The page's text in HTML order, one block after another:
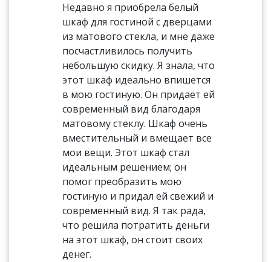
Недавно я приобрела белый
шкаф для гостиной с дверцами
из матового стекла, и мне даже
посчастливилось получить
небольшую скидку. Я знала, что
этот шкаф идеально впишется
в мою гостиную. Он придает ей
современный вид благодаря
матовому стеклу. Шкаф очень
вместительный и вмещает все
мои вещи. Этот шкаф стал
идеальным решением; он
помог преобразить мою
гостиную и придал ей свежий и
современный вид. Я так рада,
что решила потратить деньги
на этот шкаф, он стоит своих
денег.